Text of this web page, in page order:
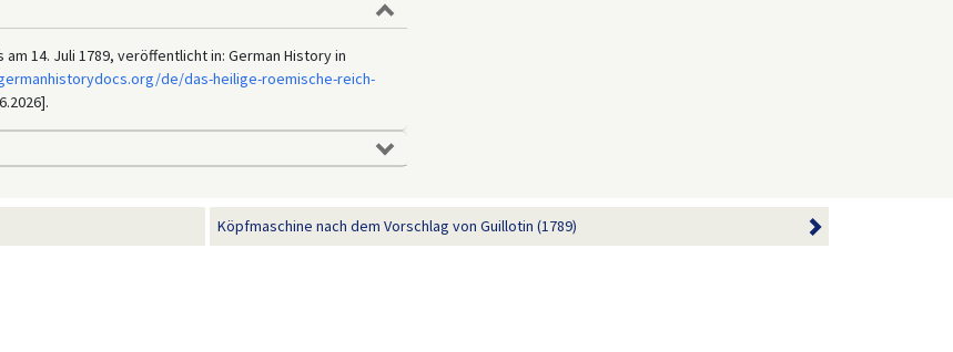
14. Juli 1789, veröffentlicht in: German History in
de/das-heilige-roemische-reich-
Köpfmaschine nach dem Vorschlag von Guillotin (1789)